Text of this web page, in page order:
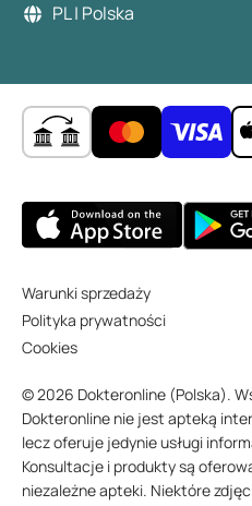
PL | Polska
Warunki sprzedaży
Polityka prywatności
Cookies
© 2026 Dokteronline (Polska).
Dokteronline nie jest apteką
lecz oferuje jedynie usługi
Konsultacje i produkty są
niezależne apteki. Niektóre